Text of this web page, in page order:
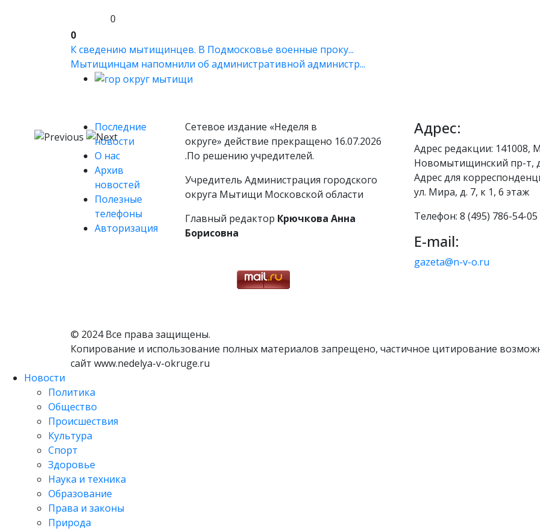
0
0
К сведению мытищинцев. В Подмосковье военные проку...
Мытищинцам напомнили об административной администр...
Последние
новости
О нас
Архив
новостей
Полезные
телефоны
Авторизация
Сетевое издание «Неделя в
округе» действие прекращено 16.07.2026
.По решению учредителей.
Учредитель Администрация городского
округа Мытищи Московской области
Главный редактор Крючкова Анна
Борисовна
Адрес:
Адрес редакции: 141008,
Новомытищинский пр-т,
Адрес для
ул. Мира, д. 7, к 1, 6 этаж
Телефон: 8 (495) 786-54-05
E-mail:
gazeta@n-v-o.ru
© 2024 Все права защищены.
Копирование и использование полных материалов запрещено, частичное цитирование
сайт www.nedelya-v-okruge.ru
Новости
Политика
Общество
Происшествия
Культура
Спорт
Здоровье
Наука и техника
Образование
Права и законы
Природа